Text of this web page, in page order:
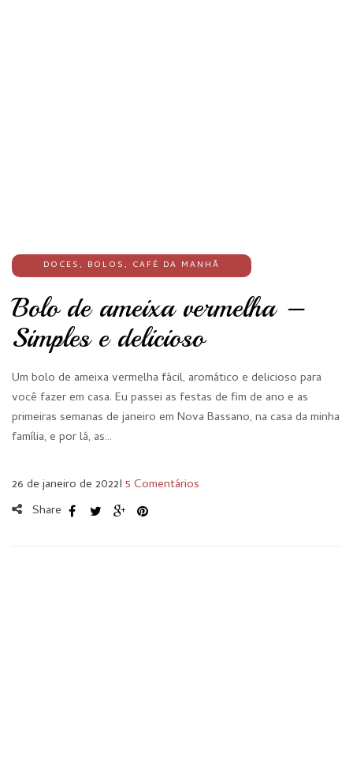
DOCES, BOLOS, CAFÉ DA MANHÃ
Bolo de ameixa vermelha –
Simples e delicioso
Um bolo de ameixa vermelha fácil, aromático e delicioso para
você fazer em casa. Eu passei as festas de fim de ano e as
primeiras semanas de janeiro em Nova Bassano, na casa da minha
família, e por lá, as…
26 de janeiro de 2022I 5 Comentários
Share